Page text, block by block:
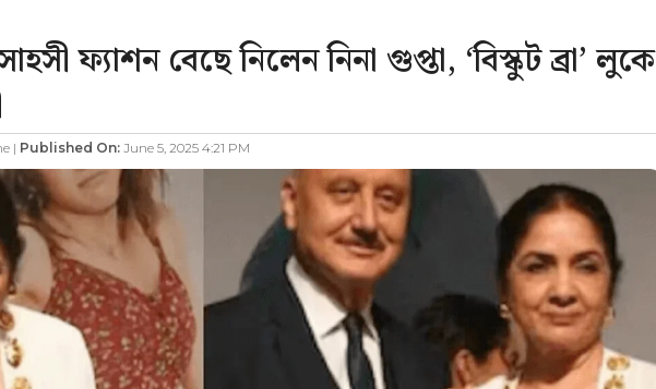
ফ্যাশন বেছে নিলেন নিনা গুপ্তা, ‘বিস্কুট ব্রা’ লুকে
| Published On: June 5, 2025 4:21 PM